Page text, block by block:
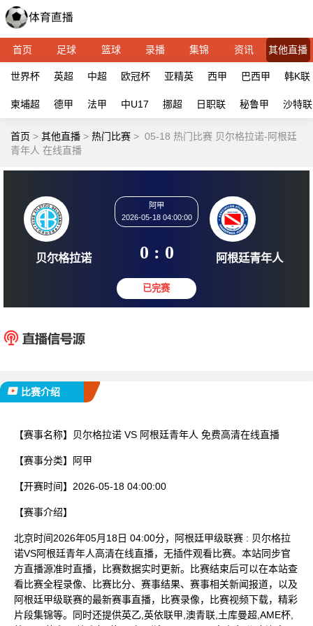
首页 足球 篮球 录播 集锦 资讯 其他直播
世界杯 英超 中超 欧冠杯 亚精英 西甲 巴西甲 韩K联
柬埔超 德甲 法甲 中U17 挪超 日职联 秘鲁甲 沙特联
首页 > 其他直播 > 热门比赛 > 05-18 热门比赛 贝尔格拉诺-阿根廷
青年人 在线直播
2026-05-18 04:00:00
0 : 0
比赛介绍
【赛事名称】 贝尔格拉诺 VS 阿根廷青年人 免费高清在线直播
【赛事分类】 阿甲
【开赛时间】 2026-05-18 04:00:00
【赛事介绍】
北京时间2026年05月18日 04:00分，阿根廷甲级联赛 : 贝尔格拉
诺VS阿根廷青年人高清在线直播，无插件观看比赛。本站同步官
方直播源准时直播，比赛数据实时更新。比赛结束后可以在本站查
看比赛全程录像、比赛比分、赛事结果、赛事相关新闻报道，以及
阿根廷甲级联赛的最新赛事直播，比赛录像，比赛视频下载，精彩
片段集锦等。同时还提供英乙,英依联甲,澳青联,土库曼超,AME杯,